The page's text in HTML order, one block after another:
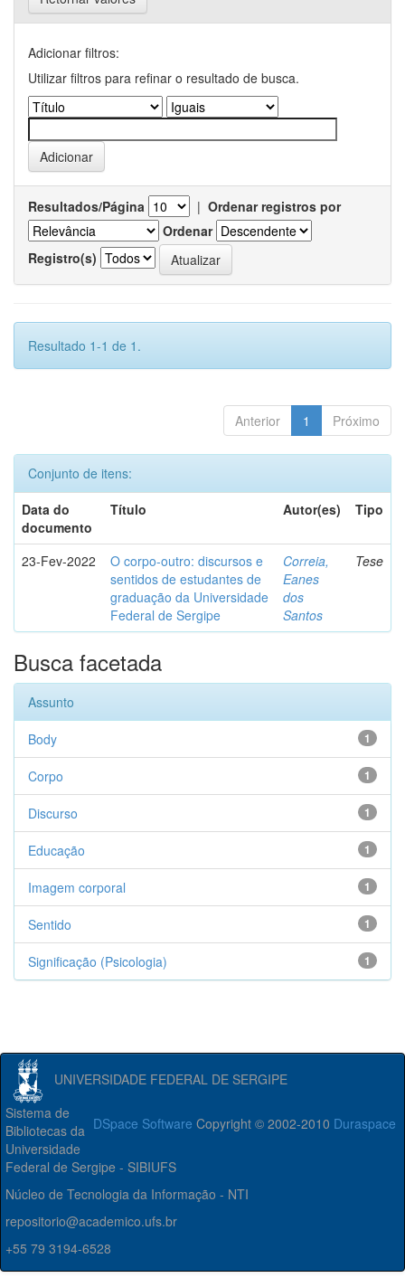
Adicionar filtros:
Utilizar filtros para refinar o resultado de busca.
Resultados/Página | Ordenar registros por
Ordenar
Registro(s)
Resultado 1-1 de 1.
Anterior 1 Próximo
Conjunto de itens:
Data do
documento
Título Autor(es) Tipo
23-Fev-2022
O corpo-outro: discursos e
sentidos de estudantes de
graduação da Universidade
Federal de Sergipe
Correia,
Eanes
dos
Santos
Tese
Busca facetada
Assunto
1
Body
1
Corpo
1
Discurso
1
Educação
1
Imagem corporal
1
Sentido
1
Significação (Psicologia)
UNIVERSIDADE FEDERAL DE SERGIPE
DSpace Software Copyright © 2002-2010 Duraspace
Sistema de
Bibliotecas da
Universidade
Federal de Sergipe - SIBIUFS
Núcleo de Tecnologia da Informação - NTI
repositorio@academico.ufs.br
+55 79 3194-6528